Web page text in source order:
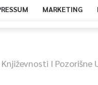
MARKETING
I Pozorišne